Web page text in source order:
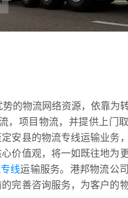
的物流网络资源，依靠为
，项目物流，并提供上门
安县的物流专线运输业务
价值观，将一如既往地为
线运输服务。港邦物流公
完善咨询服务，为客户的